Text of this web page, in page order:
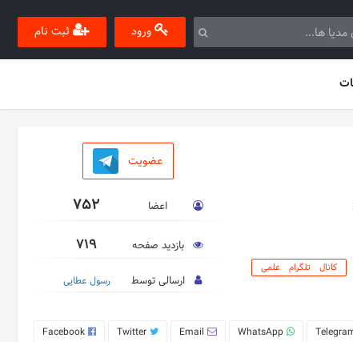
ورود ثبت نام
کانال تلگرام علمی
عضویت
اعضا 752
بازدید صفحه 719
ارسالی توسط رسول عطایی
WhatsApp
Email
Twitter
Facebook